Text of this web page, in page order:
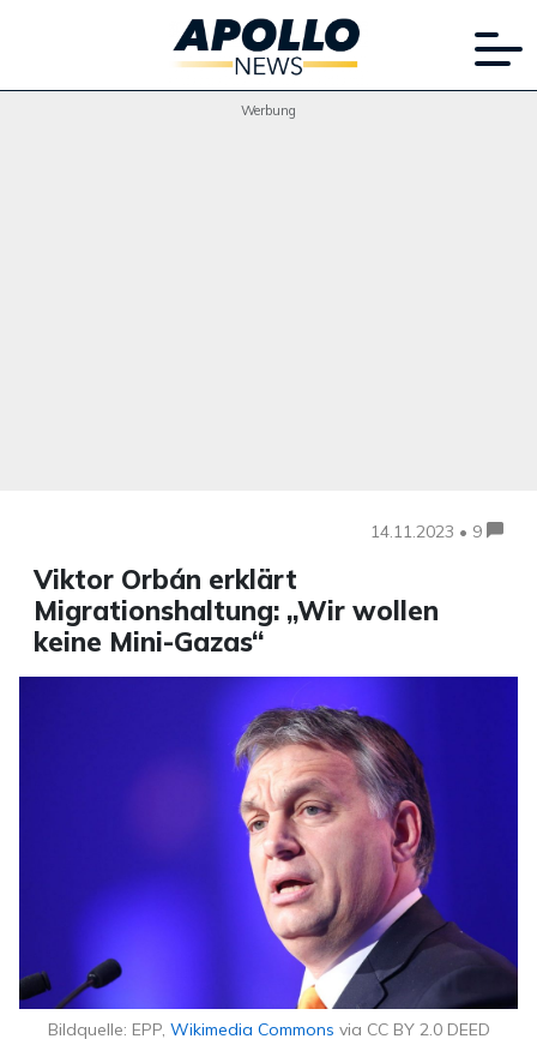
Werbung
14.11.2023 • 9
Viktor Orbán erklärt
Migrationshaltung: „Wir wollen
keine Mini-Gazas“
Bildquelle: EPP, Wikimedia Commons via CC BY 2.0 DEED